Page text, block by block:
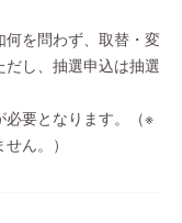
を問わず、取替・変
し、抽選申込は抽選
要となります。（※
ん。）